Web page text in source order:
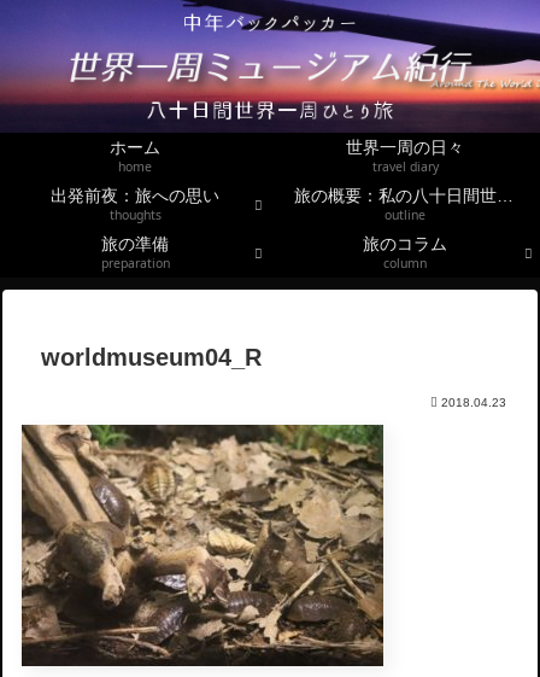
ホーム
home
世界一周の日々
travel diary
出発前夜：旅への思い
thoughts
旅の概要：私の八十日間世界一周
outline
旅の準備
preparation
旅のコラム
column
worldmuseum04_R
2018.04.23